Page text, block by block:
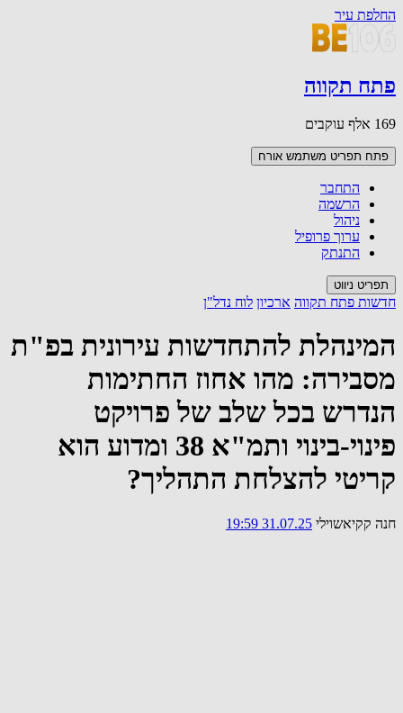
החלפת עיר
פתח תקווה
169 אלף עוקבים
פתח תפריט משתמש אורח
התחבר
הרשמה
ניהול
ערוך פרופיל
התנתק
תפריט ניווט
חדשות פתח תקווה ארכיון לוח נדל"ן
המינהלת להתחדשות עירונית בפ"ת
מסבירה: מהו אחוז החתימות
הנדרש בכל שלב של פרויקט
פינוי-בינוי ותמ"א 38 ומדוע הוא
קריטי להצלחת התהליך?
חנה קקיאשוילי 31.07.25 19:59